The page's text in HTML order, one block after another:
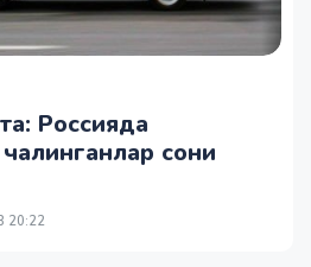
Россияда
сони
20:22